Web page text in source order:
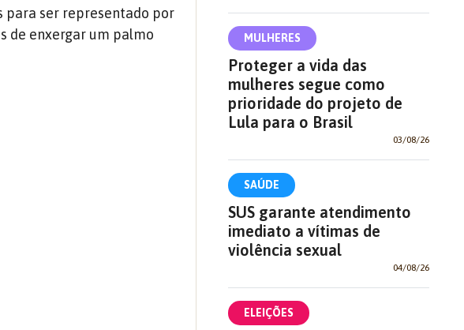
para ser representado por
de enxergar um palmo
MULHERES
Proteger a vida das
mulheres segue como
prioridade do projeto de
Lula para o Brasil
03/08/26
SAÚDE
SUS garante atendimento
imediato a vítimas de
violência sexual
04/08/26
ELEIÇÕES